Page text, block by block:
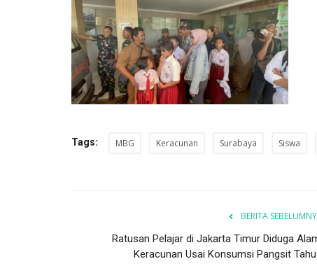
Tags: MBG Keracunan Surabaya Siswa
BERITA
Ratusan Pelajar di Jakarta Timur Diduga
Keracunan Usai Konsumsi Pangsit